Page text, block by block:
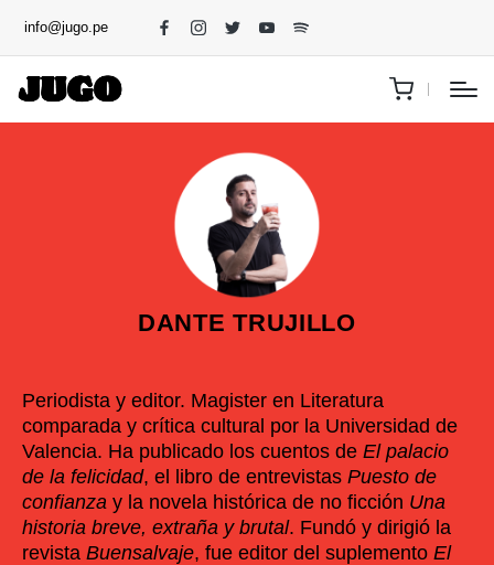
info@jugo.pe
DANTE TRUJILLO
Periodista y editor. Magister en Literatura
comparada y crítica cultural por la Universidad de
Valencia. Ha publicado los cuentos de El palacio
de la felicidad, el libro de entrevistas Puesto de
confianza y la novela histórica de no ficción Una
historia breve, extraña y brutal. Fundó y dirigió la
revista Buensalvaje, fue editor del suplemento El